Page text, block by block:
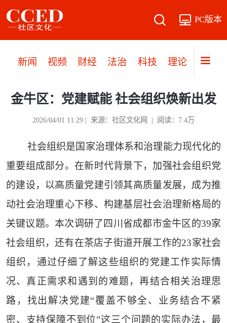
PC版本
新闻 视频 财经 法治 科技 理论 党建
金牛区：党建赋能 社会组织焕新出发
2026/04/01 11:29 | 来源：社区文化网 | 阅读：7.4万
社会组织是国家治理体系和治理能力现代化的
重要组成部分。在新时代背景下，加强社会组织党
的建设，以高质量党建引领其高质量发展，成为推
动社会治理重心下移、构建基层社会治理新格局的
关键议题。本次调研了四川省成都市金牛区的39家
社会组织，还有在茶店子街道开展工作的23家社会
组织，通过仔细了解这些组织的党建工作实际情
况、真正需求和遇到的难题，再结合相关治理思
路，找出解决党建“覆盖不够全、业务结合不紧
密、支持保障不到位”这三个问题的实际办法，最